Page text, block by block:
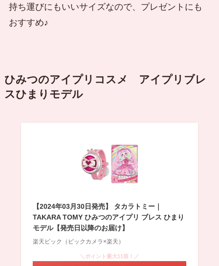
持ち運びにもいいサイズなので、プレゼントにも
おすすめ♪
ひみつのアイプリコスメ アイプリブレ
スひまりモデル
【2024年03月30日発売】 タカラトミー｜
TAKARA TOMY ひみつのアイプリ ブレス ひまり
モデル【発売日以降のお届け】
楽天ビック（ビックカメラ×楽天）
＼ポイント最大11倍！／